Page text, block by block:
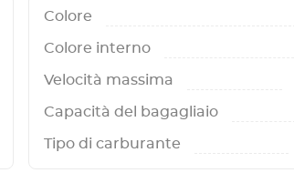
Colore
Colore interno
Velocità massima
Capacità del bagagliaio
Tipo di carburante